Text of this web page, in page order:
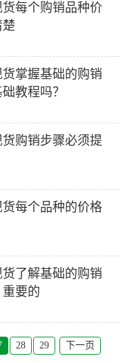
每个购销品种价
掌握基础的购销
教程吗？
购销步骤必须提
每个品种的价格
了解基础的购销
要的
28 29
下一页